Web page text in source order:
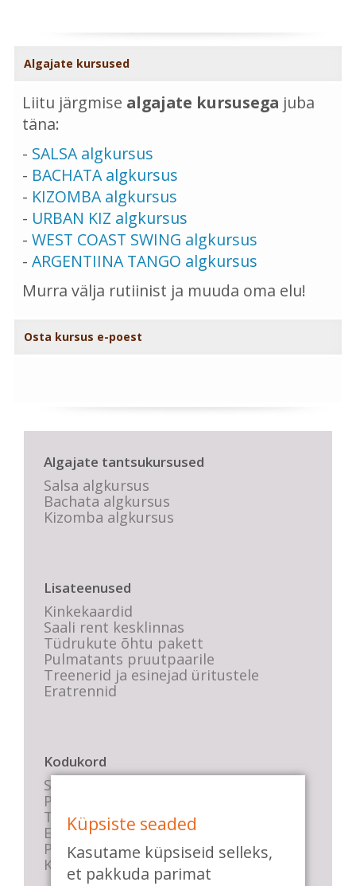
Algajate kursused
Liitu järgmise algajate kursusega juba
täna:
- SALSA algkursus
- BACHATA algkursus
- KIZOMBA algkursus
- URBAN KIZ algkursus
- WEST COAST SWING algkursus
- ARGENTIINA TANGO algkursus
Murra välja rutiinist ja muuda oma elu!
Osta kursus e-poest
Algajate tantsukursused
Salsa algkursus
Bachata algkursus
Kizomba algkursus
Lisateenused
Kinkekaardid
Saali rent kesklinnas
Tüdrukute õhtu pakett
Pulmatants pruutpaarile
Treenerid ja esinejad üritustele
Eratrennid
Kodukord
Stuudio sisekord
Privaatsustingimused
Tasemete kirjeldused
E-poe tingimused
Parkimise info
KKK
Küpsiste seaded
Kasutame küpsiseid selleks,
et pakkuda parimat